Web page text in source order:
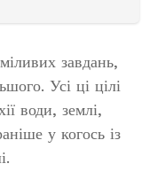
завдань,
Усі ці цілі
води, землі,
у когось із